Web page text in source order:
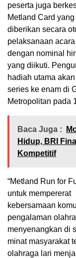
peserta juga
Metland Card yang
diberikan secara
pelaksanaan acara
dengan nominal
yang diikuti.
hadiah utama
series ke enam di
Metropolitan pada
Baca Juga :
Hidup, BRI
Kompetitif
“Metland Run for
untuk mempererat
kebersamaan
pengalaman
menyenangkan di
minat masyarakat
olahraga lari